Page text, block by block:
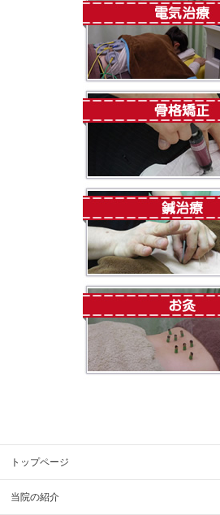
トップページ
当院の紹介